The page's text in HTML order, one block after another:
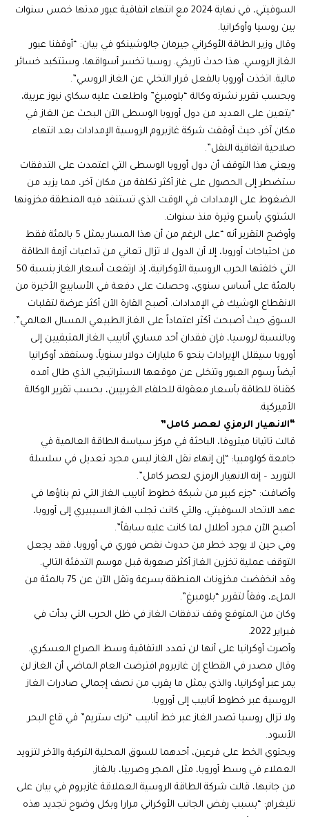
السوفيتي، في نهاية 2024 مع انتهاء اتفاقية عبور مدتها خمس سنوات
بين روسيا وأوكرانيا.
وقال وزير الطاقة الأوكراني جيرمان جالوشينكو في بيان: “أوقفنا عبور
الغاز الروسي. هذا حدث تاريخي. روسيا تخسر أسواقها، وستتكبد خسائر
مالية. اتخذت أوروبا بالفعل قرار التخلي عن الغاز الروسي”.
وبحسب تقرير نشرته وكالة “بلومبرغ” واطلعت عليه سكاي نيوز عربية،
“يتعين على العديد من دول أوروبا الوسطى الآن البحث عن الغاز في
مكان آخر، حيث أوقفت شركة غازبروم الروسية الإمدادات بعد انتهاء
صلاحية اتفاقية النقل”.
ويعني هذا التوقف أن دول أوروبا الوسطى التي اعتمدت على التدفقات
ستضطر إلى الحصول على غاز أكثر تكلفة من مكان آخر، مما يزيد من
الضغوط على الإمدادات في الوقت الذي تستنفد فيه المنطقة مخزونها
الشتوي بأسرع وتيرة منذ سنوات.
وأوضح التقرير أنه “على الرغم من أن هذا المسار يمثل 5 بالمئة فقط
من احتياجات أوروبا، إلا أن الدول لا تزال تعاني من تداعيات أزمة الطاقة
التي خلفتها الحرب الروسية الأوكرانية، إذ ارتفعت أسعار الغاز بنسبة 50
بالمئة على أساس سنوي، وحصلت على دفعة في الأسابيع الأخيرة من
الانقطاع الوشيك في الإمدادات. أصبح القارة الآن أكثر عرضة لتقلبات
السوق حيث أصبحت أكثر اعتماداً على الغاز الطبيعي المسال العالمي”.
وبالنسبة لروسيا، فإن فقدان أحد مساري أنابيب الغاز المتبقيين إلى
أوروبا سيقلل الإيرادات بنحو 6 مليارات دولار سنوياً، وستفقد أوكرانيا
أيضاً رسوم العبور وتتخلى عن موقعها الاستراتيجي الذي طال أمده
كقناة للطاقة بأسعار معقولة للحلفاء الغربيين، بحسب تقرير الوكالة
الأميركية.
“الانهيار الرمزي لعصر كامل”
قالت تاتيانا ميتروفا، الباحثة في مركز سياسة الطاقة العالمية في
جامعة كولومبيا: “إن إنهاء نقل الغاز ليس مجرد تعديل في سلسلة
التوريد – إنه الانهيار الرمزي لعصر كامل”.
وأضافت: “جزء كبير من شبكة خطوط أنابيب الغاز التي تم بناؤها في
عهد الاتحاد السوفيتي، والتي كانت تجلب الغاز السيبيري إلى أوروبا،
أصبح الآن مجرد أطلال لما كانت عليه سابقاً”.
وفي حين لا يوجد خطر من حدوث نقص فوري في أوروبا، فقد يجعل
التوقف عملية تخزين الغاز أكثر صعوبة قبل موسم التدفئة التالي.
وقد انخفضت مخزونات المنطقة بسرعة وتقل الآن عن 75 بالمئة من
الملء، وفقاً لتقرير “بلومبرغ”.
وكان من المتوقع وقف تدفقات الغاز في ظل الحرب التي بدأت في
فبراير 2022.
وأصرت أوكرانيا على أنها لن تمدد الاتفاقية وسط الصراع العسكري.
وقال مصدر في القطاع إن غازبروم افترضت العام الماضي أن الغاز لن
يمر عبر أوكرانيا، والذي يمثل ما يقرب من نصف إجمالي صادرات الغاز
الروسية عبر خطوط أنابيب إلى أوروبا.
ولا تزال روسيا تصدر الغاز عبر خط أنابيب “ترك ستريم” في قاع البحر
الأسود.
ويحتوي الخط على فرعين، أحدهما للسوق المحلية التركية والآخر لتزويد
العملاء في وسط أوروبا، مثل المجر وصربيا، بالغاز.
من جانبها، قالت شركة الطاقة الروسية العملاقة غازبروم في بيان على
تليغرام: “بسبب رفض الجانب الأوكراني مرارا وبكل وضوح تجديد هذه